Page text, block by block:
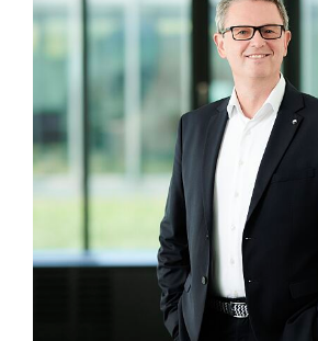
Cineplexx
Colmobil Austria
Darbo
Essity (SCA)
EY
Gardena
Gas Connect Austria